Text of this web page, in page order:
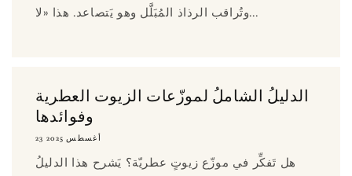
وتُراقب الرذاذ المُبَلَّل وهو يَتصاعد. هذا «لا...
الدليلُ الشاملُ لموزّعات الزيوت العطرية
وفوائدها
23 أغسطس 2025
هل تَفكِّر في موزّع زيوتٍ عطريّة؟ يَشرح هذا الدليلُ